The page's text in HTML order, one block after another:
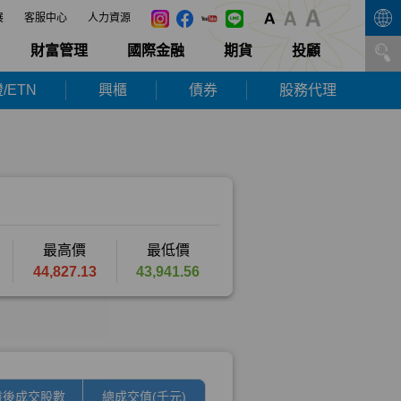
客服中心 人力資源
財富管理 國際金融 期貨 投顧
ETN 興櫃 債券 股務代理